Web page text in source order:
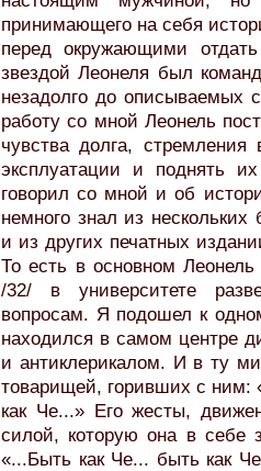
принимающего на себя
перед окружающими
звездой Леонеля был
незадолго до описываемых
работу со мной Леонель
чувства долга,
эксплуатации и поднять
говорил со мной и об
немного знал из
и из других печатных
То есть в основном
/32/ в университете
вопросам. Я подошел к
находился в самом центре
и антиклерикалом. И в ту
товарищей, горивших с ним:
как Че...» Его жесты,
силой, которую она в себе
«...Быть как Че... быть как